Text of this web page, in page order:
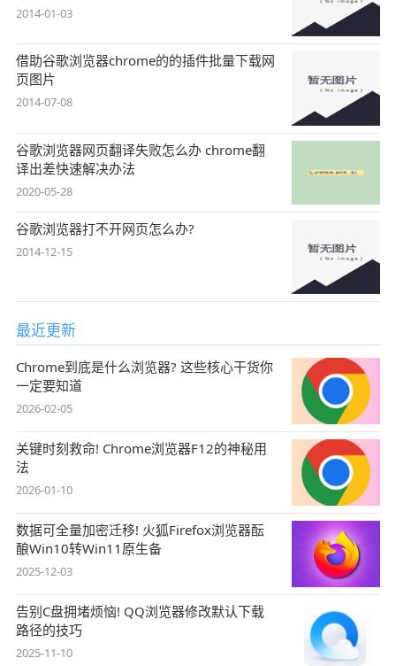
2014-01-03
借助谷歌浏览器chrome的的插件批量下载网
页图片
2014-07-08
谷歌浏览器网页翻译失败怎么办 chrome翻
译出差快速解决办法
2020-05-28
谷歌浏览器打不开网页怎么办?
2014-12-15
最近更新
Chrome到底是什么浏览器? 这些核心干货你
一定要知道
2026-02-05
关键时刻救命! Chrome浏览器F12的神秘用
法
2026-01-10
数据可全量加密迁移! 火狐Firefox浏览器酝
酿Win10转Win11原生备
2025-12-03
告别C盘拥堵烦恼! QQ浏览器修改默认下载
路径的技巧
2025-11-10